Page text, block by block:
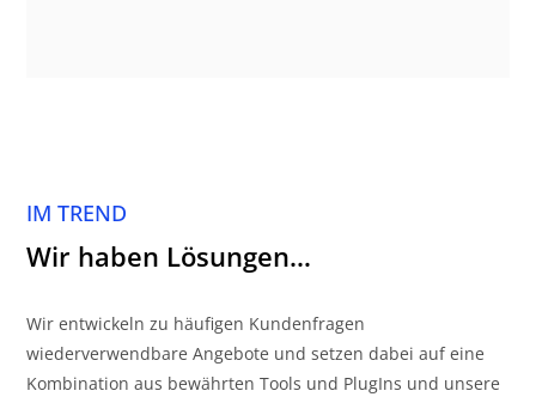
IM TREND
Wir haben Lösungen…
Wir entwickeln zu häufigen Kundenfragen
wiederverwendbare Angebote und setzen dabei auf eine
Kombination aus bewährten Tools und PlugIns und unsere